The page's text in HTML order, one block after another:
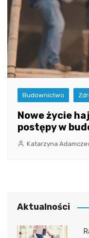
Budownictwo
Nowe życie
postępy w
Katarzyna
Aktualności